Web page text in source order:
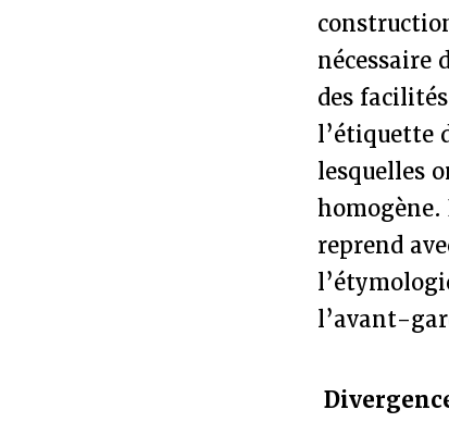
nécessaire
des
l’étiquette
lesquelles
reprend
l’avant-